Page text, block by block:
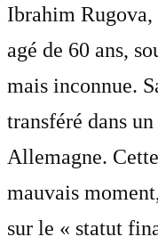
Ibrahim Rugova,
agé de 60 ans,
mais inconnue.
transféré dans
Allemagne.
mauvais
sur le « statut